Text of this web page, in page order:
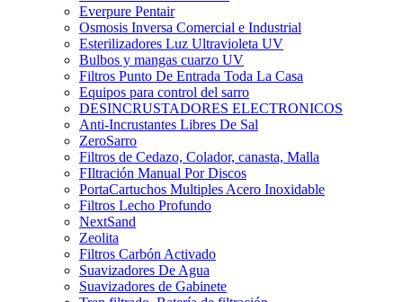
Everpure Pentair
Osmosis Inversa Comercial e Industrial
Esterilizadores Luz Ultravioleta UV
Bulbos y mangas cuarzo UV
Filtros Punto De Entrada Toda La Casa
Equipos para control del sarro
DESINCRUSTADORES ELECTRONICOS
Anti-Incrustantes Libres De Sal
ZeroSarro
Filtros de Cedazo, Colador, canasta, Malla
FIltración Manual Por Discos
PortaCartuchos Multiples Acero Inoxidable
Filtros Lecho Profundo
NextSand
Zeolita
Filtros Carbón Activado
Suavizadores De Agua
Suavizadores de Gabinete